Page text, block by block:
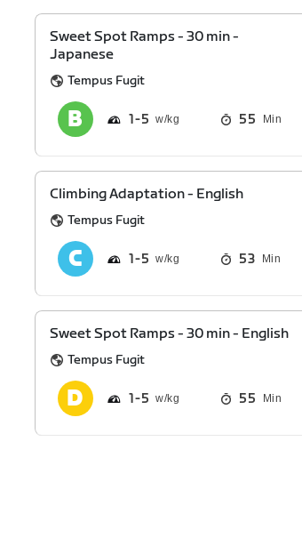
Sweet Spot Ramps - 30 min -
Japanese
Tempus Fugit
1 5 55 Min
Climbing Adaptation - English
Tempus Fugit
1 5 53 Min
Sweet Spot Ramps - 30 min - English
Tempus Fugit
1 5 55 Min